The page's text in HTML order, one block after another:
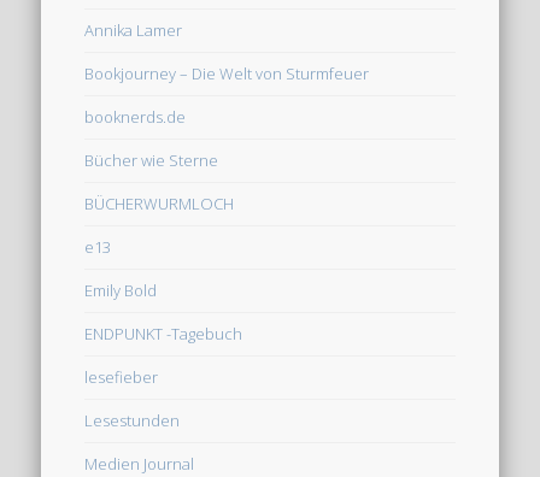
Annika Lamer
Bookjourney – Die Welt von Sturmfeuer
booknerds.de
Bücher wie Sterne
BÜCHERWURMLOCH
e13
Emily Bold
ENDPUNKT -Tagebuch
lesefieber
Lesestunden
Medien Journal